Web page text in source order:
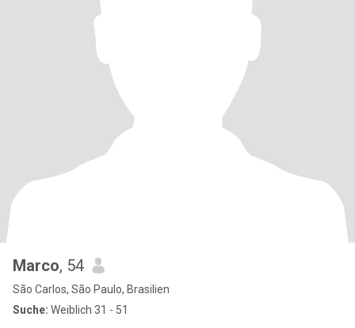
Marco, 54
São Carlos, São Paulo, Brasilien
Suche: Weiblich 31 - 51